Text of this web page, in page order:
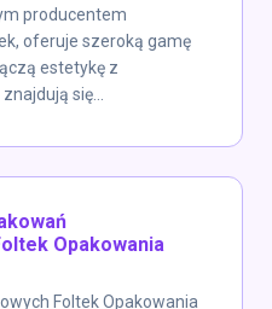
producentem
oferuje szeroką gamę
estetykę z
się...
Opakowania
Foltek Opakowania